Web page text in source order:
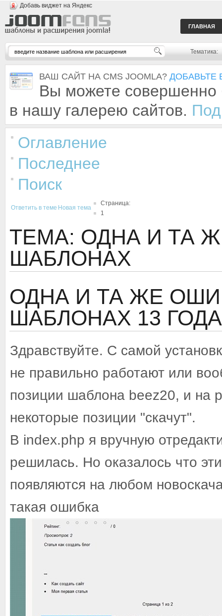
Добавь виджет на Яндекс
ГЛАВНАЯ
Тематика:
ВАШ САЙТ НА CMS JOOMLA? ДОБАВЬТЕ
Вы можете совершенно
в нашу галерею сайтов.
Оглавление
Последнее
Поиск
Ответить в теме Новая тема
Страница:
1
ТЕМА: ОДНА И ТА
ШАБЛОНАХ
ОДНА И ТА ЖЕ
ШАБЛОНАХ 13
Здравствуйте. С самой
не правильно работают или
позиции шаблона beez20, и на
некоторые позиции "скачут".
В index.php я вручную
решилась. Но оказалось что
появляются на любом
такая ошибка